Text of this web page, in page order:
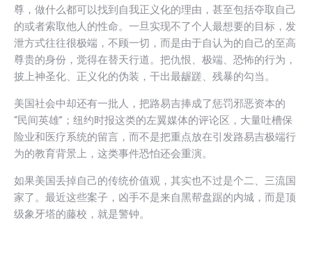
尊，做什么都可以找到自我正义化的理由，甚至包括夺取自己
的或者索取他人的性命。一旦实现不了个人最想要的目标，发
泄方式往往很极端，不顾一切，而是由于自认为的自己的至高
尊贵的身份，觉得在替天行道。把仇恨、极端、恐怖的行为，
披上神圣化、正义化的伪装，干出最龌蹉、残暴的勾当。
美国社会中却还有一批人，把路易吉捧成了惩罚邪恶资本的
“民间英雄”；纽约时报这类的左翼媒体的评论区，大量吐槽保
险业和医疗系统的留言，而不是把重点放在引发路易吉极端行
为的教育背景上，这类事件恐怕还会重演。
如果美国丢掉自己的传统价值观，其实也不过是个二、三流国
家了。最近这些案子，凶手不是来自黑帮盘踞的内城，而是顶
级象牙塔的藤校，就是警钟。